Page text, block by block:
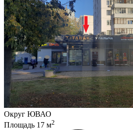
Округ ЮВАО
Площадь 17 м2